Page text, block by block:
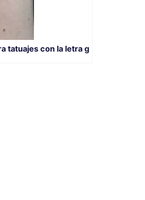
tatuajes con la letra g